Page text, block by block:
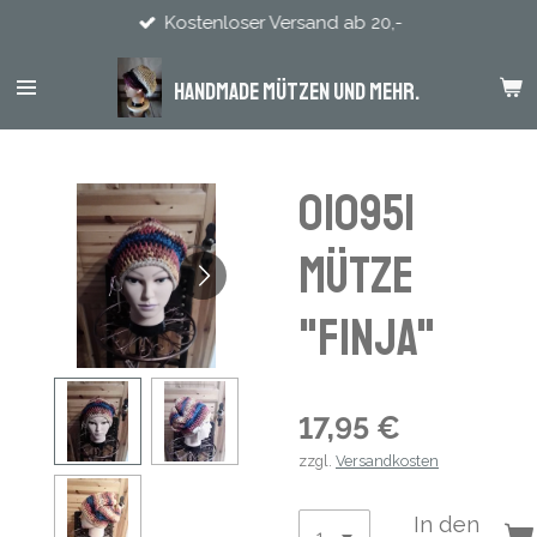
springen
Handmade Mützen und mehr.
Kostenloser Versand ab 20,-
010951
Mütze
"Finja"
17,95 €
zzgl. Versandkosten
In den